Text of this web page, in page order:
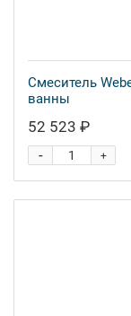
Смеситель
ванны
52 523 ₽
+
-